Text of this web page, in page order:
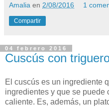
Amalia en 2/08/2016 1
Compartir
04 febrero 2016
Cuscús con
El cuscús es un ingrediente
ingredientes y que se puede
caliente. Es, además, un